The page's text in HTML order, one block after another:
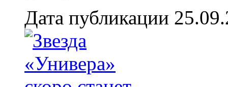
Дата публикации